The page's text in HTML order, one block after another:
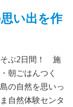
い出を作
そぶ2日間！ 施
朝ごはんつく
の自然を思いっ
自然体験センタ